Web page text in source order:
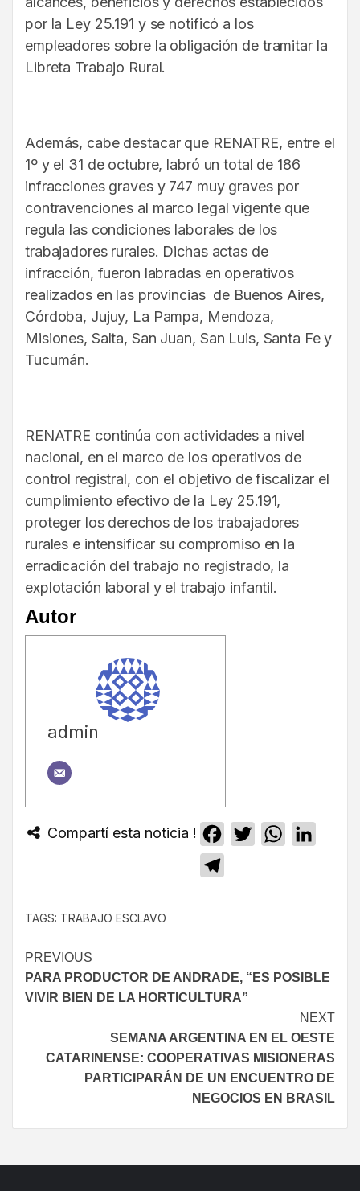
por la Ley 25.191 y se notificó a los
empleadores sobre la obligación de tramitar la
Libreta Trabajo Rural.
Además, cabe destacar que RENATRE, entre el
1º y el 31 de octubre, labró un total de 186
infracciones graves y 747 muy graves por
contravenciones al marco legal vigente que
regula las condiciones laborales de los
trabajadores rurales. Dichas actas de
infracción, fueron labradas en operativos
realizados en las provincias de Buenos Aires,
Córdoba, Jujuy, La Pampa, Mendoza,
Misiones, Salta, San Juan, San Luis, Santa Fe y
Tucumán.
RENATRE continúa con actividades a nivel
nacional, en el marco de los operativos de
control registral, con el objetivo de fiscalizar el
cumplimiento efectivo de la Ley 25.191,
proteger los derechos de los trabajadores
rurales e intensificar su compromiso en la
erradicación del trabajo no registrado, la
explotación laboral y el trabajo infantil.
Autor
admin
Compartí esta noticia ! Facebook
TwitterWhatsApp
TAGS: TRABAJO ESCLAVO
PREVIOUS
PARA PRODUCTOR DE ANDRADE, “ES POSIBLE
VIVIR BIEN DE LA HORTICULTURA”
NEXT
SEMANA ARGENTINA EN EL OESTE
CATARINENSE: COOPERATIVAS MISIONERAS
PARTICIPARÁN DE UN ENCUENTRO DE
NEGOCIOS EN BRASIL